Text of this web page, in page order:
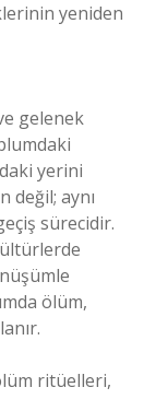
yeniden
gelenek
yerini
değil; aynı
sürecidir.
ölüm,
ritüelleri,